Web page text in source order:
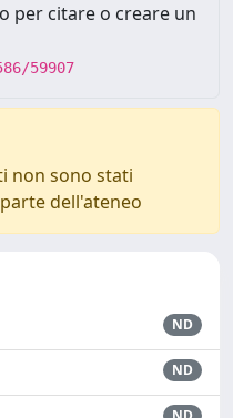
per citare o creare un
59907
non sono stati
dell'ateneo
ND
ND